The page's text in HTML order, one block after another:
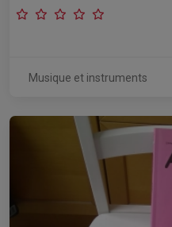
Musique et instruments